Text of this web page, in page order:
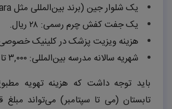
یک شلوار جین (برند بین‌المللی مثل
یک جفت کفش چرم رسمی: ۲۸ ریال.
هزینه ویزیت پزشک در کلینیک
شهریه سالانه مدرسه بین‌المللی: ۳,۰۰۰تا
باید توجه داشت که هزینه تهویه
تابستان (می تا سپتامبر) می‌تواند